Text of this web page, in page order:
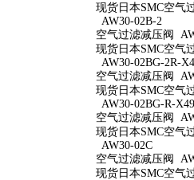
现货日本SMC空气
AW30-02B-2
空气过滤减压阀
现货日本SMC空气
AW30-02BG-2R-
空气过滤减压阀
现货日本SMC空气
AW30-02BG-R-
空气过滤减压阀
现货日本SMC空气
AW30-02C
空气过滤减压阀
现货日本SMC空气